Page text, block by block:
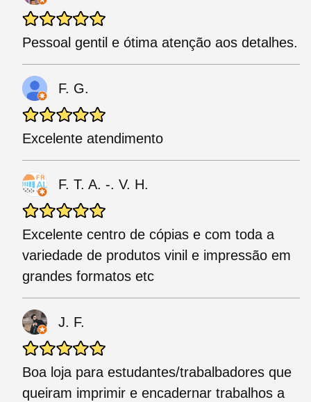
Pessoal gentil e ótima atenção aos detalhes.
F. G.
Excelente atendimento
F. T. A. -. V. H.
Excelente centro de cópias e com toda a
variedade de produtos vinil e impressão em
grandes formatos etc
J. F.
Boa loja para estudantes/trabalbadores que
queiram imprimir e encadernar trabalhos a